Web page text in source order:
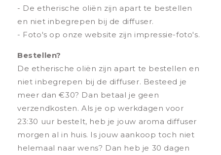
- De etherische oliën zijn apart te bestellen
en niet inbegrepen bij de diffuser.
- Foto's op onze website zijn impressie-foto's.
Bestellen?
De etherische oliën zijn apart te bestellen en
niet inbegrepen bij de diffuser. Besteed je
meer dan €30? Dan betaal je geen
verzendkosten. Als je op werkdagen voor
23:30 uur bestelt, heb je jouw aroma diffuser
morgen al in huis. Is jouw aankoop toch niet
helemaal naar wens? Dan heb je 30 dagen